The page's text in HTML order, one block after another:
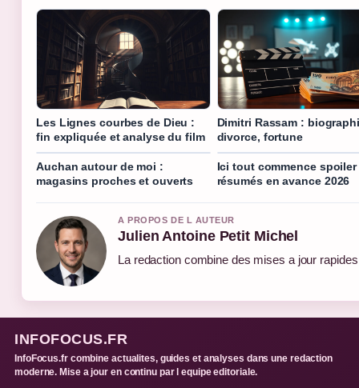
Les Lignes courbes de Dieu :
fin expliquée et analyse du film
Dimitri Rassam :
divorce, fortune
Auchan autour de moi :
magasins proches et ouverts
Ici tout commence spoiler
résumés en avance 2026
A PROPOS DE L AUTEUR
Julien Antoine Petit Michel
La redaction combine des mises a jour
INFOFOCUS.FR
InfoFocus.fr combine actualites, guides et analyses dans une redaction
moderne. Mise a jour en continu par l equipe editoriale.